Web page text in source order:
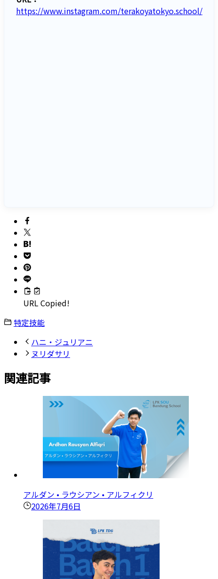
https://www.instagram.com/terakoyatokyo.school/
URL Copied!
特定技能
ハニ・ジュリアニ
ヌリダサリ
関連記事
アルダン • ラウシアン • アルフィクリ
2026年7月6日